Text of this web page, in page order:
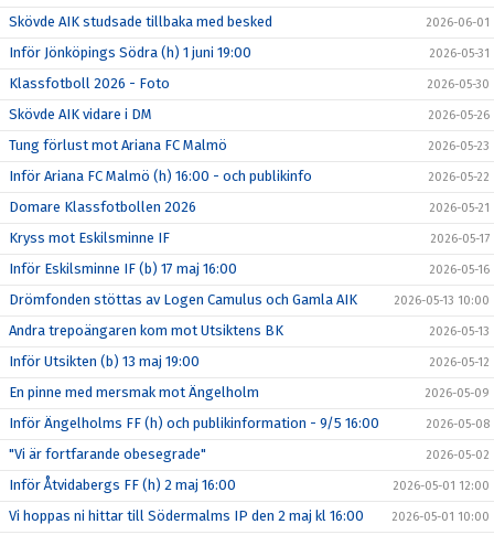
Skövde AIK studsade tillbaka med besked 2026-06-01
Inför Jönköpings Södra (h) 1 juni 19:00 2026-05-31
Klassfotboll 2026 - Foto 2026-05-30
Skövde AIK vidare i DM 2026-05-26
Tung förlust mot Ariana FC Malmö 2026-05-23
Inför Ariana FC Malmö (h) 16:00 - och publikinfo 2026-05-22
Domare Klassfotbollen 2026 2026-05-21
Kryss mot Eskilsminne IF 2026-05-17
Inför Eskilsminne IF (b) 17 maj 16:00 2026-05-16
Drömfonden stöttas av Logen Camulus och Gamla AIK 2026-05-13 10:00
Andra trepoängaren kom mot Utsiktens BK 2026-05-13
Inför Utsikten (b) 13 maj 19:00 2026-05-12
En pinne med mersmak mot Ängelholm 2026-05-09
Inför Ängelholms FF (h) och publikinformation - 9/5 16:00 2026-05-08
"Vi är fortfarande obesegrade" 2026-05-02
Inför Åtvidabergs FF (h) 2 maj 16:00 2026-05-01 12:00
Vi hoppas ni hittar till Södermalms IP den 2 maj kl 16:00 2026-05-01 10:00